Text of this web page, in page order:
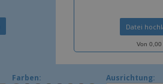
Datei
Von 0,00
Farben: Ausrichtung: